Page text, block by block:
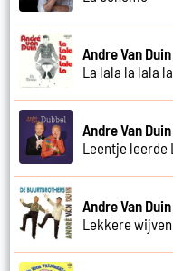
Andre Van Duin
La lala la lala la
Andre Van Duin
Leentje leerde
Andre Van
Lekkere wijven